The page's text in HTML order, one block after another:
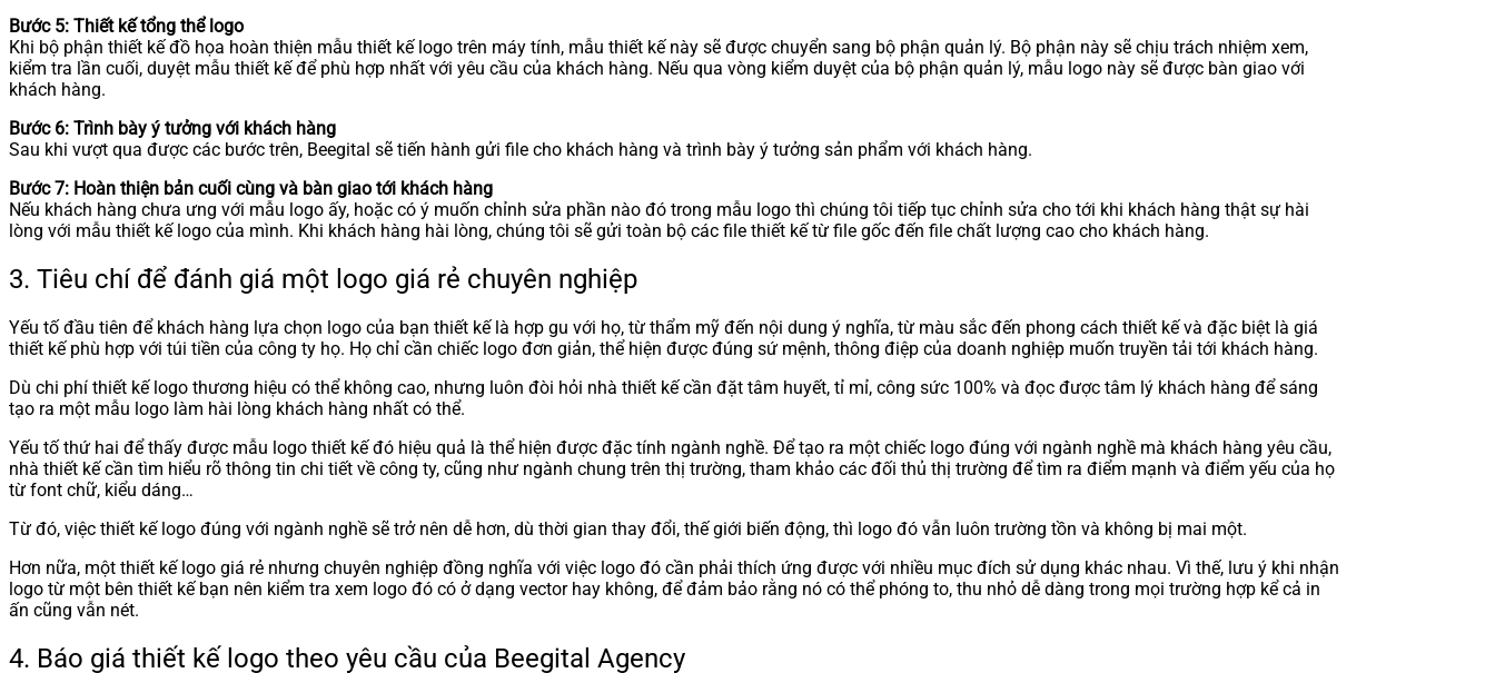
Bước 5: Thiết kế tổng thể logo
Khi bộ phận thiết kế đồ họa hoàn thiện mẫu thiết kế logo trên máy tính, mẫu thiết kế này sẽ được chuyển sang bộ phận quản lý. Bộ phận này sẽ chịu trách nhiệm xem,
kiểm tra lần cuối, duyệt mẫu thiết kế để phù hợp nhất với yêu cầu của khách hàng. Nếu qua vòng kiểm duyệt của bộ phận quản lý, mẫu logo này sẽ được bàn giao với
khách hàng.
Bước 6: Trình bày ý tưởng với khách hàng
Sau khi vượt qua được các bước trên, Beegital sẽ tiến hành gửi file cho khách hàng và trình bày ý tưởng sản phẩm với khách hàng.
Bước 7: Hoàn thiện bản cuối cùng và bàn giao tới khách hàng
Nếu khách hàng chưa ưng với mẫu logo ấy, hoặc có ý muốn chỉnh sửa phần nào đó trong mẫu logo thì chúng tôi tiếp tục chỉnh sửa cho tới khi khách hàng thật sự hài
lòng với mẫu thiết kế logo của mình. Khi khách hàng hài lòng, chúng tôi sẽ gửi toàn bộ các file thiết kế từ file gốc đến file chất lượng cao cho khách hàng.
3. Tiêu chí để đánh giá một logo giá rẻ chuyên nghiệp
Yếu tố đầu tiên để khách hàng lựa chọn logo của bạn thiết kế là hợp gu với họ, từ thẩm mỹ đến nội dung ý nghĩa, từ màu sắc đến phong cách thiết kế và đặc biệt là giá
thiết kế phù hợp với túi tiền của công ty họ. Họ chỉ cần chiếc logo đơn giản, thể hiện được đúng sứ mệnh, thông điệp của doanh nghiệp muốn truyền tải tới khách hàng.
Dù chi phí thiết kế logo thương hiệu có thể không cao, nhưng luôn đòi hỏi nhà thiết kế cần đặt tâm huyết, tỉ mỉ, công sức 100% và đọc được tâm lý khách hàng để sáng
tạo ra một mẫu logo làm hài lòng khách hàng nhất có thể.
Yếu tố thứ hai để thấy được mẫu logo thiết kế đó hiệu quả là thể hiện được đặc tính ngành nghề. Để tạo ra một chiếc logo đúng với ngành nghề mà khách hàng yêu cầu,
nhà thiết kế cần tìm hiểu rõ thông tin chi tiết về công ty, cũng như ngành chung trên thị trường, tham khảo các đối thủ thị trường để tìm ra điểm mạnh và điểm yếu của họ
từ font chữ, kiểu dáng…
Từ đó, việc thiết kế logo đúng với ngành nghề sẽ trở nên dễ hơn, dù thời gian thay đổi, thế giới biến động, thì logo đó vẫn luôn trường tồn và không bị mai một.
Hơn nữa, một thiết kế logo giá rẻ nhưng chuyên nghiệp đồng nghĩa với việc logo đó cần phải thích ứng được với nhiều mục đích sử dụng khác nhau. Vì thế, lưu ý khi nhận
logo từ một bên thiết kế bạn nên kiểm tra xem logo đó có ở dạng vector hay không, để đảm bảo rằng nó có thể phóng to, thu nhỏ dễ dàng trong mọi trường hợp kể cả in
ấn cũng vẫn nét.
4. Báo giá thiết kế logo theo yêu cầu của Beegital Agency